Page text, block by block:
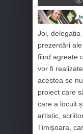
Joi, delegația
prezentări
fiind agreate
vor fi
acestea se
proiect care
care a locuit
artistic,
Timișoara,